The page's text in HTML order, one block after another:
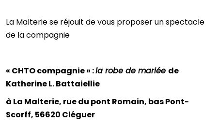
La Malterie se réjouit de vous proposer un spectacle
de la compagnie
« CHTO compagnie » :la robe de mariée de
Katherine L. Battaiellie
à La Malterie, rue du pont Romain, bas Pont-
Scorff, 56620 Cléguer